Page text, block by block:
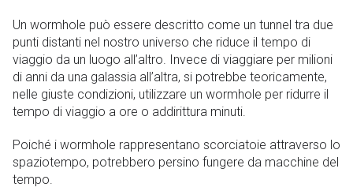
Un wormhole può essere descritto come un tunnel tra due
punti distanti nel nostro universo che riduce il tempo di
viaggio da un luogo all’altro. Invece di viaggiare per milioni
di anni da una galassia all’altra, si potrebbe teoricamente,
nelle giuste condizioni, utilizzare un wormhole per ridurre il
tempo di viaggio a ore o addirittura minuti.
Poiché i wormhole rappresentano scorciatoie attraverso lo
spaziotempo, potrebbero persino fungere da macchine del
tempo.